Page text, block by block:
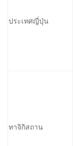
ประเทศญี่ปุ่น
ทาจิกิสถาน